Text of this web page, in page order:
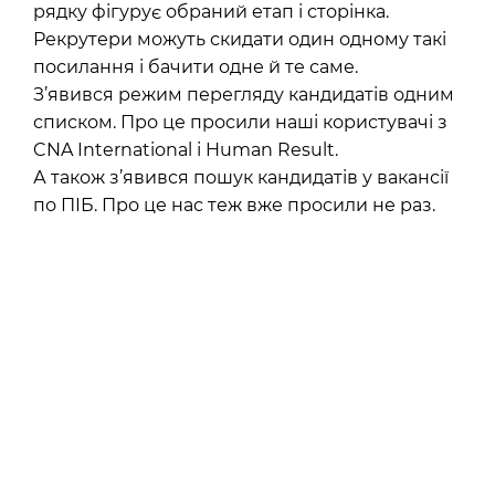
рядку фігурує обраний етап і сторінка.
Рекрутери можуть скидати один одному такі
посилання і бачити одне й те саме.
З’явився режим перегляду кандидатів одним
списком. Про це просили наші користувачі з
CNA International і Human Result.
А також з’явився пошук кандидатів у вакансії
по ПІБ. Про це нас теж вже просили не раз.